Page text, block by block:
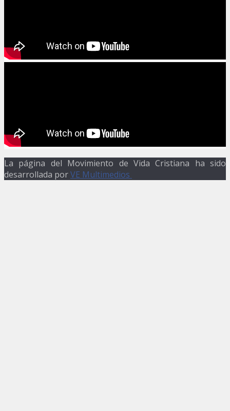
La página del Movimiento de Vida Cristiana ha sido
desarrollada porVE Multimedios